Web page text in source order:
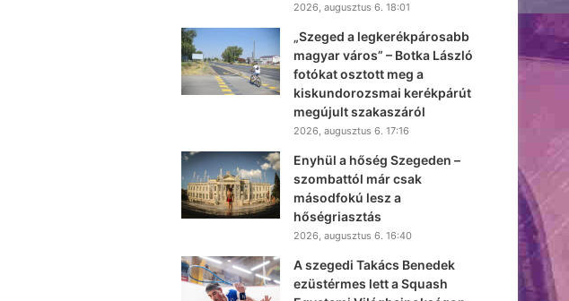
2026, augusztus 6. 18:01
„Szeged a legkerékpárosabb
magyar város” – Botka László
fotókat osztott meg a
kiskundorozsmai kerékpárút
megújult szakaszáról
2026, augusztus 6. 17:16
Enyhül a hőség Szegeden –
szombattól már csak
másodfokú lesz a
hőségriasztás
2026, augusztus 6. 16:40
A szegedi Takács Benedek
ezüstérmes lett a Squash